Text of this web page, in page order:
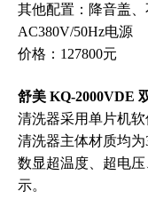
其他配置：降音盖、
AC380V/50Hz电源
价格：127800元
舒美 KQ-2000VDE
清洗器采用单片机软
清洗器主体材质均为
数显超温度、超电
示。